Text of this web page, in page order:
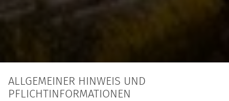
ALLGEMEINER HINWEIS UND
PFLICHTINFORMATIONEN